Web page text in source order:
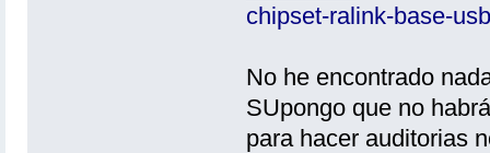
chipset-ralink-base-
No he encontrado
SUpongo que no
para hacer auditorias